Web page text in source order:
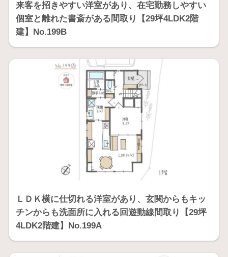
来客を招きやすい洋室があり、在宅勤務しやすい
個室と離れた書斎がある間取り【29坪4LDK2階
建】No.199B
ＬＤＫ横に仕切れる洋室があり、玄関からもキッ
チンからも洗面所に入れる回遊動線間取り【29坪
4LDK2階建】No.199A